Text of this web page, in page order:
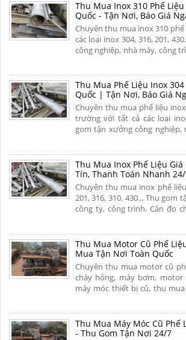
Thu Mua Inox 310 Phế Liệu
Quốc - Tận Nơi, Báo Giá
Chuyên thu mua inox 310
các loại inox 304, 316, 201,
công nghiệp, nhà máy, công
uy tín, thanh toán nhanh.
Thu Mua Phế Liệu Inox 304
Quốc | Tận Nơi, Báo Giá
Chuyên thu mua phế liệu
trường với tất cả các loại
gom tận xưởng công nghiệp,
Quy trình cân đo uy tín,
Thu Mua Inox Phế Liệu Giá
Tín, Thanh Toán Nhanh
Chuyên thu mua inox phế
201, 316, 310, 430... Thu gom
công ty, công trình. Cân đo
liền tay 1 lần, chiết khấu
Thu Mua Motor Cũ Phế
Mua Tận Nơi Toàn Quốc
Chuyên thu mua motor cũ
cháy hỏng, máy bơm, motor
máy móc thiết bị cũ, thu mua
tiền mặt nhanh gọn, bốc
Thu Mua Máy Móc Cũ Phế
- Thu Gom Tận Nơi 24/7